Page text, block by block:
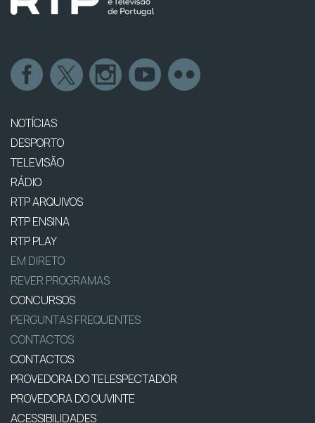
NOTÍCIAS
DESPORTO
TELEVISÃO
RÁDIO
RTP ARQUIVOS
RTP ENSINA
RTP PLAY
EM DIRETO
REVER PROGRAMAS
CONCURSOS
PERGUNTAS FREQUENTES
CONTACTOS
CONTACTOS
PROVEDORA DO TELESPECTADOR
PROVEDORA DO OUVINTE
ACESSIBILIDADES